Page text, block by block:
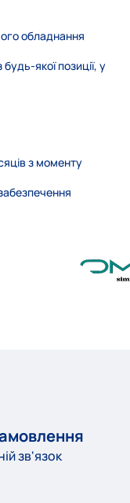
обладнання
якої позиції, у
з моменту
зв'язок